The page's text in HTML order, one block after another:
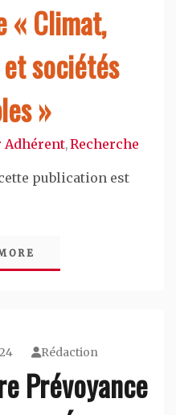
« Climat,
sociétés
»
Adhérent,Recherche
publication est
Rédaction
Prévoyance